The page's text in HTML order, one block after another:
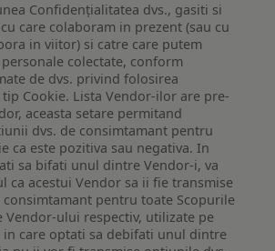
Confidențialitatea dvs., gasiti si
care colaboram in prezent (sau cu
in viitor) si catre care putem
colectate, conform
de dvs. privind folosirea
Cookie. Lista Vendor-ilor are pre-
aceasta setare permitand
dvs. de consimtamant pentru
ca este pozitiva sau negativa. In
sa bifati unul dintre Vendor-i, va
ca acestui Vendor sa ii fie transmise
pentru toate Scopurile
Vendor-ului respectiv, utilizate pe
in care optati sa debifati unul dintre